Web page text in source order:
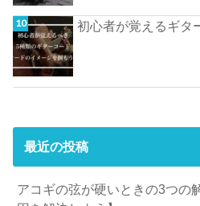
初心者が覚えるギタ
最近の投稿
アコギの弦が硬いときの3つの